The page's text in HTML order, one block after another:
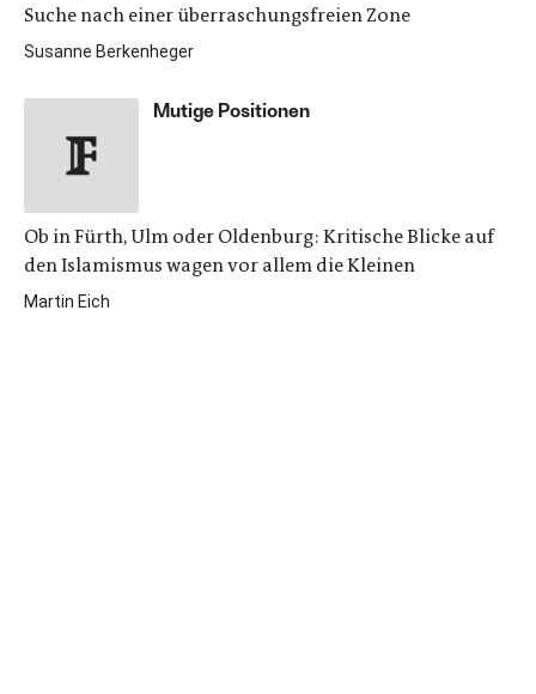
Suche nach einer überraschungsfreien Zone
Susanne Berkenheger
Mutige Positionen
Ob in Fürth, Ulm oder Oldenburg: Kritische Blicke auf
den Islamismus wagen vor allem die Kleinen
Martin Eich